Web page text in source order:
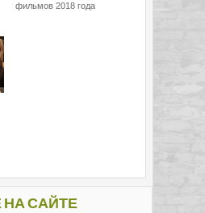
фильмов 2018 года
САЙТЕ